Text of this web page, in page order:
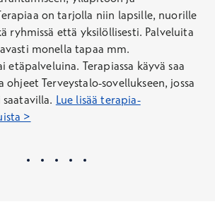
on tarjolla niin lapsille, nuorille
ryhmissä että yksilöllisesti. Palveluita
monella tapaa mm.
etäpalveluina. Terapiassa käyvä saa
Terveystalo-sovellukseen, jossa
Lue lisää terapia-
>